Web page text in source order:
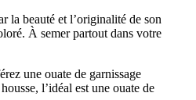
la beauté et l’originalité de son
À semer partout dans votre
une ouate de garnissage
l’idéal est une ouate de